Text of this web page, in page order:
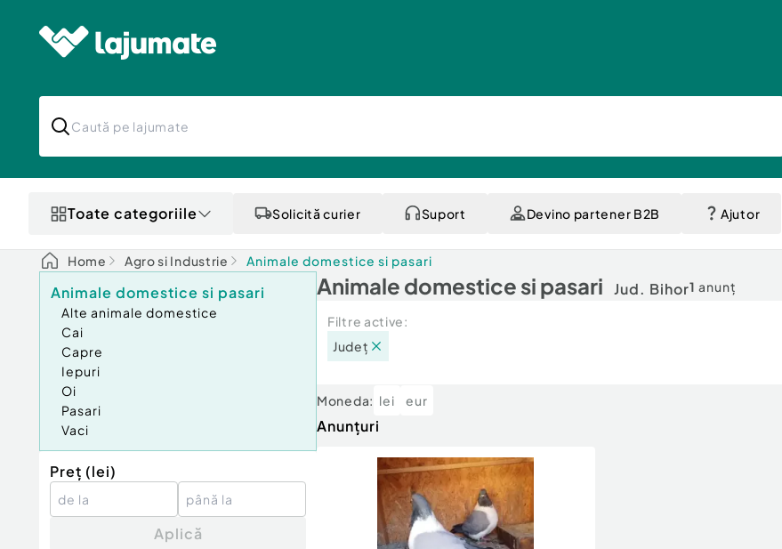
Toate categoriile Solicită curier Suport Devino partener B2B Ajutor
Home Agro si Industrie Animale domestice si pasari
Animale domestice si pasari
Alte animale domestice
Cai
Capre
Iepuri
Oi
Pasari
Vaci
Preț (lei)
Aplică
Animale domestice si pasari Jud. Bihor1 anunț
Filtre active:
Județ
Moneda: lei eur
Anunțuri